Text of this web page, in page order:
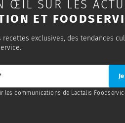
ŒIL SUR LES
ET
recettes exclusives, des tendances
les communications de Lactalis